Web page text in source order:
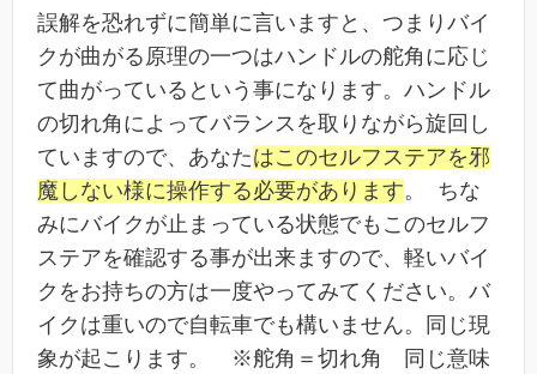
誤解を恐れずに簡単に言いますと、つまりバイ
クが曲がる原理の一つはハンドルの舵角に応じ
て曲がっているという事になります。ハンドル
の切れ角によってバランスを取りながら旋回し
ていますので、あなたはこのセルフステアを邪
魔しない様に操作する必要があります。 ちな
みにバイクが止まっている状態でもこのセルフ
ステアを確認する事が出来ますので、軽いバイ
クをお持ちの方は一度やってみてください。バ
イクは重いので自転車でも構いません。同じ現
象が起こります。 ※舵角＝切れ角 同じ意味